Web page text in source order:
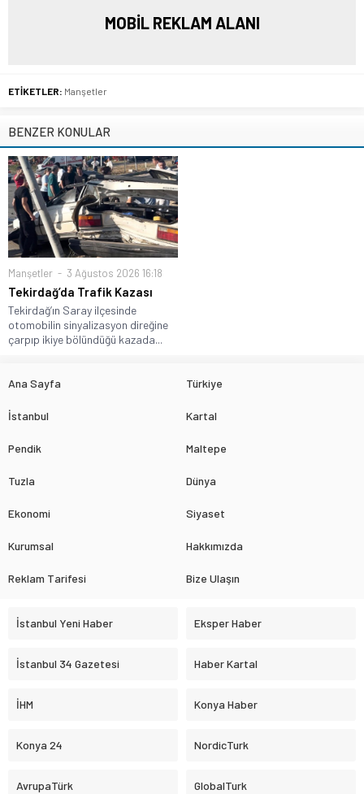
MOBİL REKLAM ALANI
ETİKETLER: Manşetler
BENZER KONULAR
Manşetler 3 Ağustos 2026 16:18
Tekirdağ’da Trafik Kazası
Tekirdağ’ın Saray ilçesinde
otomobilin sinyalizasyon direğine
çarpıp ikiye bölündüğü kazada...
Ana Sayfa Türkiye
İstanbul Kartal
Pendik Maltepe
Tuzla Dünya
Ekonomi Siyaset
Kurumsal Hakkımızda
Reklam Tarifesi Bize Ulaşın
İstanbul Yeni Haber Eksper Haber
İstanbul 34 Gazetesi Haber Kartal
İHM Konya Haber
Konya 24 NordicTurk
AvrupaTürk GlobalTurk